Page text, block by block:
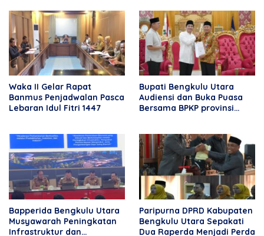
Waka II Gelar Rapat
Banmus Penjadwalan Pasca
Lebaran Idul Fitri 1447
Bupati Bengkulu Utara
Audiensi dan Buka Puasa
Bersama BPKP provinsi
Bapperida Bengkulu Utara
Musyawarah Peningkatan
Infrastruktur dan
Paripurna DPRD Kabupaten
Bengkulu Utara Sepakati
Dua Raperda Menjadi Perda